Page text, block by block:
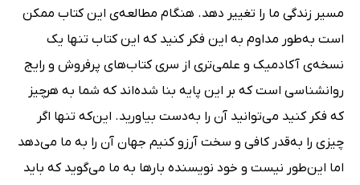
مسیر زندگی ما را تغییر دهد. هنگام مطالعه‌ی این کتاب ممکن
است به‌طور مداوم به این فکر کنید که این کتاب تنها یک
نسخه‌ی آکادمیک و علمی‌تری از سری کتاب‌های پرفروش و رایج
روانشناسی است که بر این پایه بنا شده‌اند که شما به هرچیز
که فکر کنید می‌توانید آن را به‌دست بیاورید. این‌که تنها اگر
چیزی را به‌قدر کافی و سخت آرزو کنیم جهان آن را به ما می‌دهد
اما این‌طور نیست و خود نویسنده بارها به ما می‌گوید که باید